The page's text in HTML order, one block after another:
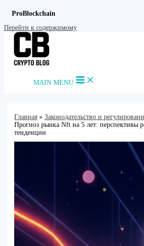
ProBlockchain
Перейти к содержимому
MAIN MENU
Главная
Законодательство и
Прогноз рынка Nft на 5 лет: перспективы
тенденции